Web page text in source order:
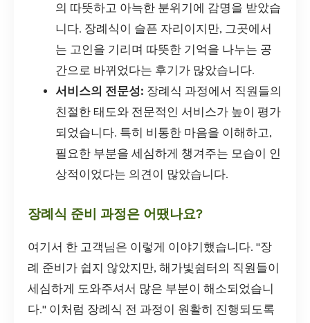
의 따뜻하고 아늑한 분위기에 감명을 받았습
니다. 장례식이 슬픈 자리이지만, 그곳에서
는 고인을 기리며 따뜻한 기억을 나누는 공
간으로 바뀌었다는 후기가 많았습니다.
서비스의 전문성: 장례식 과정에서 직원들의
친절한 태도와 전문적인 서비스가 높이 평가
되었습니다. 특히 비통한 마음을 이해하고,
필요한 부분을 세심하게 챙겨주는 모습이 인
상적이었다는 의견이 많았습니다.
장례식 준비 과정은 어땠나요?
여기서 한 고객님은 이렇게 이야기했습니다. "장
례 준비가 쉽지 않았지만, 해가빛쉼터의 직원들이
세심하게 도와주셔서 많은 부분이 해소되었습니
다." 이처럼 장례식 전 과정이 원활히 진행되도록